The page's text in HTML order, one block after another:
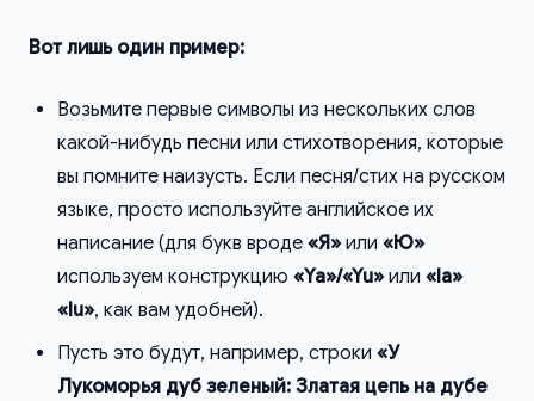
Вот лишь один пример:
Возьмите первые символы из нескольких слов
какой-нибудь песни или стихотворения, которые
вы помните наизусть. Если песня/стих на русском
языке, просто используйте английское их
написание (для букв вроде «Я» или «Ю»
используем конструкцию «Ya»/«Yu» или «Ia»
«Iu», как вам удобней).
Пусть это будут, например, строки «У
Лукоморья дуб зеленый: Златая цепь на дубе